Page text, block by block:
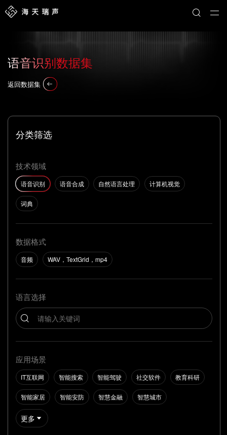
语音识别数据集
返回数据集
分类筛选
技术领域
语音识别 语音合成 自然语言处理 计算机视觉
词典
数据格式
音频 WAV，TextGrid，mp4
语言选择
应用场景
IT互联网 智能搜索 智能驾驶 社交软件 教育科研
智能家居 智能安防 智慧金融 智慧城市
更多